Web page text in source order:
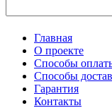
Главная
О проекте
Способы
Способы
Гарантия
Контакты